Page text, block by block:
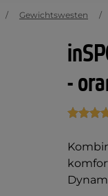
Gewichtswesten
-